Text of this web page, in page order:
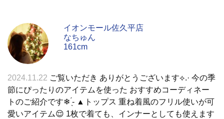
イオンモール佐久平店
なちゅん
161cm
2024.11.22 ご覧いただき ありがとうございます⟡.· 今の季
節にぴったりのアイテムを使った おすすめコーディネー
トのご紹介です❄ ̖́- ▲トップス 重ね着風のフリル使いが可
愛いアイテム😌 1枚で着ても、インナーとしても使えます